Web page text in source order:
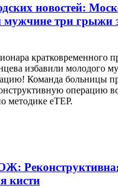
новостей:
мужчине три грыжи
кратковременного
избавили молодого
Команда больницы
операцию
методике eTEP.
кисти